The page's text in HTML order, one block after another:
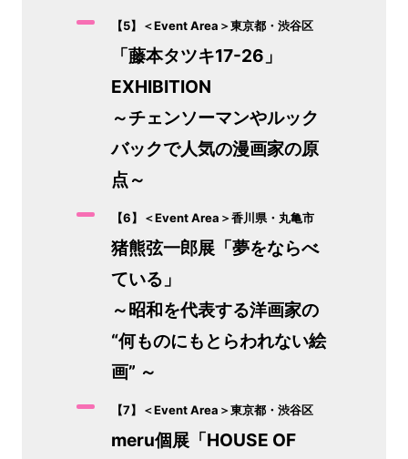
【5】＜Event Area＞東京都・渋谷区
「藤本タツキ17-26」
EXHIBITION
～チェンソーマンやルック
バックで人気の漫画家の原
点～
【6】＜Event Area＞香川県・丸亀市
猪熊弦一郎展「夢をならべ
ている」
～昭和を代表する洋画家の
“何ものにもとらわれない絵
画” ～
【7】＜Event Area＞東京都・渋谷区
meru個展「HOUSE OF